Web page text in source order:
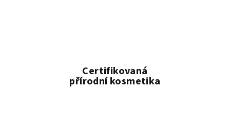
Certifikovaná
přírodní kosmetika